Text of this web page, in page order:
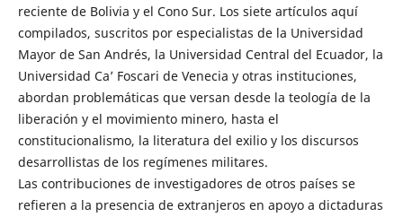
reciente de Bolivia y el Cono Sur. Los siete artículos aquí
compilados, suscritos por especialistas de la Universidad
Mayor de San Andrés, la Universidad Central del Ecuador, la
Universidad Ca’ Foscari de Venecia y otras instituciones,
abordan problemáticas que versan desde la teología de la
liberación y el movimiento minero, hasta el
constitucionalismo, la literatura del exilio y los discursos
desarrollistas de los regímenes militares.
Las contribuciones de investigadores de otros países se
refieren a la presencia de extranjeros en apoyo a dictaduras